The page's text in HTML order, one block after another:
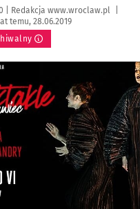
| Autor:
Redakcja www.wroclaw.pl
temu, 28.06.2019